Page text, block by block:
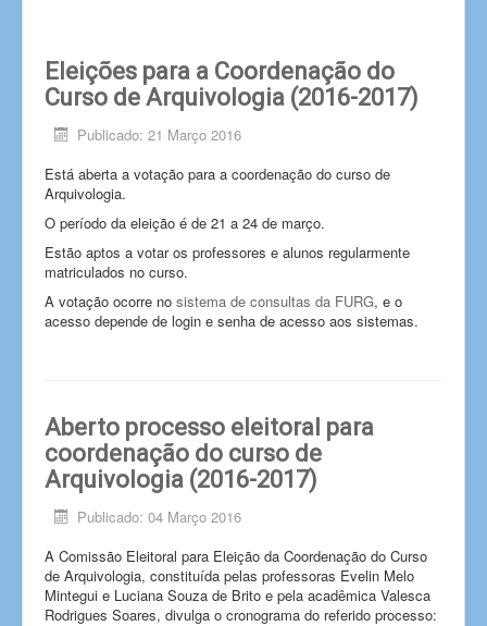
Eleições para a Coordenação do
Curso de Arquivologia (2016-2017)
Publicado: 21 Março 2016
Está aberta a votação para a coordenação do curso de
Arquivologia.
O período da eleição é de 21 a 24 de março.
Estão aptos a votar os professores e alunos regularmente
matriculados no curso.
A votação ocorre no sistema de consultas da FURG, e o
acesso depende de login e senha de acesso aos sistemas.
Aberto processo eleitoral para
coordenação do curso de
Arquivologia (2016-2017)
Publicado: 04 Março 2016
A Comissão Eleitoral para Eleição da Coordenação do Curso
de Arquivologia, constituída pelas professoras Evelin Melo
Mintegui e Luciana Souza de Brito e pela acadêmica Valesca
Rodrigues Soares, divulga o cronograma do referido processo: